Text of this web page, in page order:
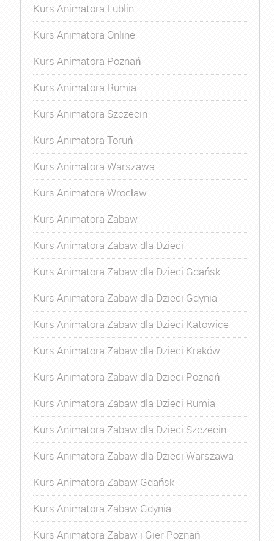
Kurs Animatora Lublin
Kurs Animatora Online
Kurs Animatora Poznań
Kurs Animatora Rumia
Kurs Animatora Szczecin
Kurs Animatora Toruń
Kurs Animatora Warszawa
Kurs Animatora Wrocław
Kurs Animatora Zabaw
Kurs Animatora Zabaw dla Dzieci
Kurs Animatora Zabaw dla Dzieci Gdańsk
Kurs Animatora Zabaw dla Dzieci Gdynia
Kurs Animatora Zabaw dla Dzieci Katowice
Kurs Animatora Zabaw dla Dzieci Kraków
Kurs Animatora Zabaw dla Dzieci Poznań
Kurs Animatora Zabaw dla Dzieci Rumia
Kurs Animatora Zabaw dla Dzieci Szczecin
Kurs Animatora Zabaw dla Dzieci Warszawa
Kurs Animatora Zabaw Gdańsk
Kurs Animatora Zabaw Gdynia
Kurs Animatora Zabaw i Gier Poznań